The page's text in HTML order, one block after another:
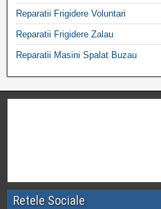
Reparatii Frigidere Voluntari
Reparatii Frigidere Zalau
Reparatii Masini Spalat Buzau
Retele Sociale